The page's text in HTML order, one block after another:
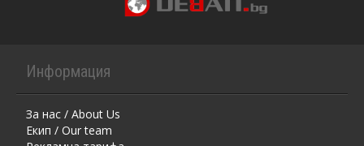
Информация
За нас / About Us
Екип / Our team